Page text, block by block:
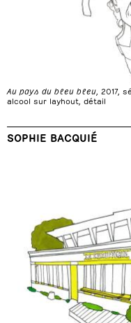
Au pays du bleu bleu , 2017,
alcool sur layhout, détail
SOPHIE BACQUIÉ